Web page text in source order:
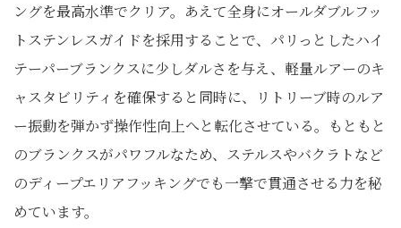
ングを最高水準でクリア。あえて全身にオールダブルフッ
トステンレスガイドを採用することで、パリっとしたハイ
テーパーブランクスに少しダルさを与え、軽量ルアーのキ
ャスタビリティを確保すると同時に、リトリーブ時のルア
ー振動を弾かず操作性向上へと転化させている。もともと
のブランクスがパワフルなため、ステルスやバクラトなど
のディープエリアフッキングでも一撃で貫通させる力を秘
めています。